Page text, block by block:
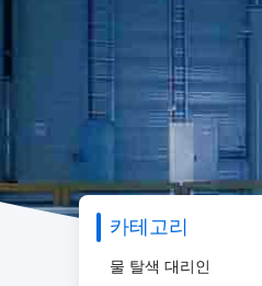
카테고리
물 탈색 대리인